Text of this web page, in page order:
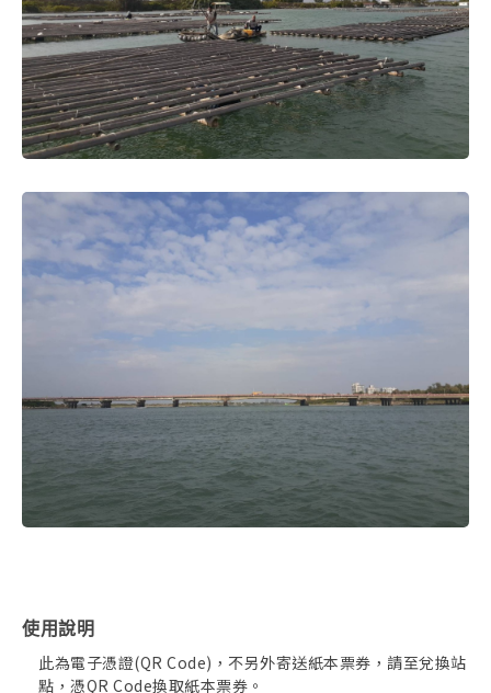
使用說明
此為電子憑證(QR Code)，不另外寄送紙本票券，請至兌換站
點，憑QR Code換取紙本票券。